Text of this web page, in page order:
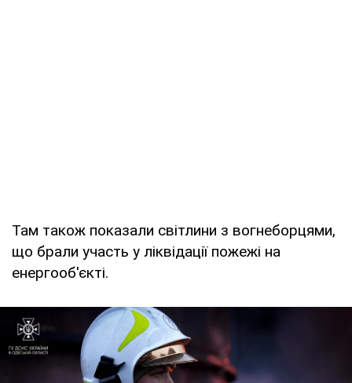
Там також показали світлини з вогнеборцями,
що брали участь у ліквідації пожежі на
енергооб'єкті.